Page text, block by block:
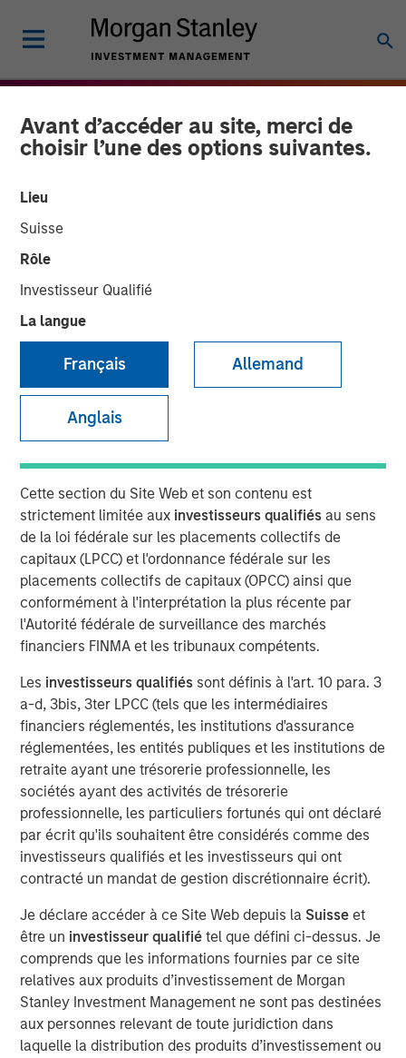
Avant d’accéder au site, merci de
choisir l’une des options suivantes.
Lieu
Suisse
Rôle
Investisseur Qualifié
La langue
Français Allemand
Anglais
Cette section du Site Web et son contenu est
strictement limitée aux investisseurs qualifiésau sens
de la loi fédérale sur les placements collectifs de
capitaux (LPCC) et l'ordonnance fédérale sur les
placements collectifs de capitaux (OPCC) ainsi que
conformément à l'interprétation la plus récente par
l'Autorité fédérale de surveillance des marchés
financiers FINMA et les tribunaux compétents.
Les investisseurs qualifiés sont définis à l'art. 10 para. 3
a-d, 3bis, 3ter LPCC (tels que les intermédiaires
financiers réglementés, les institutions d'assurance
réglementées, les entités publiques et les institutions de
retraite ayant une trésorerie professionnelle, les
sociétés ayant des activités de trésorerie
professionnelle, les particuliers fortunés qui ont déclaré
par écrit qu'ils souhaitent être considérés comme des
investisseurs qualifiés et les investisseurs qui ont
contracté un mandat de gestion discrétionnaire écrit).
Je déclare accéder à ce Site Web depuis la Suisse et
être un investisseur qualifiétel que défini ci-dessus. Je
comprends que les informations fournies par ce site
relatives aux produits d’investissement de Morgan
Stanley Investment Management ne sont pas destinées
aux personnes relevant de toute juridiction dans
laquelle la distribution des produits d’investissement ou
THE BEAT
Agency MBS & Housing
Market Monitor – Q4 2025
20 JANVIER 2026
Overview of the trends and developments in the Agency
MBS and Housing Markets.
Télécharger le PDF
Mortgage & Securitized Team
Our experienced, well-resourced team has been
managing mortgage and securitized portfolios dating
back to 1984.
Idées liées
ARTICLE
Agency MBS & Housing Market Monitor – Q2
2026
ARTICLE
Agency MBS & Housing Market Monitor – Q1
2026